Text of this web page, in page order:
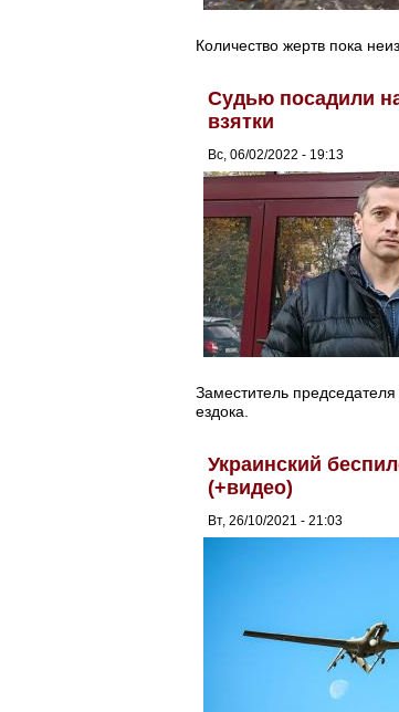
Количество жертв пока
Судью посадили
взятки
Вс, 06/02/2022 - 19:13
Заместитель
ездока.
Украинский
(+видео)
Вт, 26/10/2021 - 21:03